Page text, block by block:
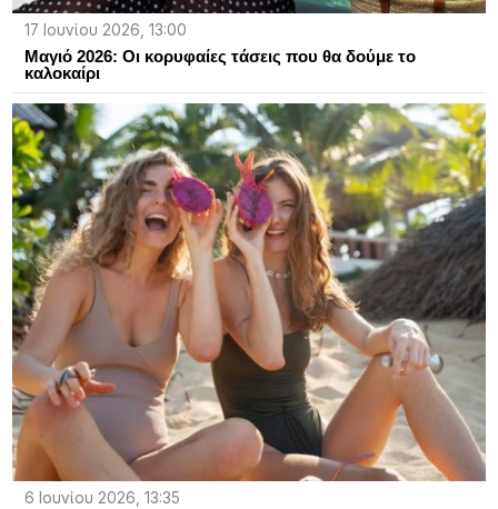
17 Ιουνίου 2026, 13:00
Μαγιό 2026: Οι κορυφαίες τάσεις που θα δούμε το
καλοκαίρι
6 Ιουνίου 2026, 13:35